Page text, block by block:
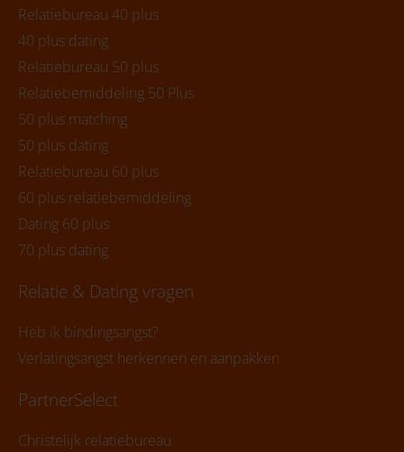
Relatiebureau 40 plus
40 plus dating
Relatiebureau 50 plus
Relatiebemiddeling 50 Plus
50 plus matching
50 plus dating
Relatiebureau 60 plus
60 plus relatiebemiddeling
Dating 60 plus
70 plus dating
Relatie & Dating vragen
Heb ik bindingsangst?
Verlatingsangst herkennen en aanpakken
PartnerSelect
Christelijk relatiebureau